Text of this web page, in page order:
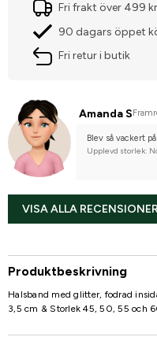
Fri frakt över 499 kr
90 dagars öppet
Fri retur i butik
Amanda S
Blev så vackert
Upplevd storlek:
VISA ALLA
Produktbeskrivning
Halsband med glitter, fodrad
3,5 cm & Storlek 45, 50, 55 och